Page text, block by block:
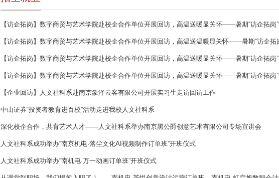
【访企拓岗】数字商贸与艺术学院赴校企合作单位开展回访，高温送暖显关怀——暑期“访企拓岗
【访企拓岗】数字商贸与艺术学院赴校企合作单位开展回访，高温送温暖显关怀——暑期“访企拓
【访企拓岗】数字商贸与艺术学院赴校企合作单位开展回访，高温送暖显关怀——暑期“访企拓岗
【访企拓岗】数字商贸与艺术学院赴校企合作单位开展回访，高温送暖显关怀——暑期“访企拓岗
【企业回访】人文社科系赴南京象泽云客有限公司开展实习生走访回访工作
中山证券“投资者教育进百校”活动走进我校人文社科系
深化校企合作，共育艺术人才——人文社科系举办南京黑公爵创意艺术有限公司专场宣讲会
人文社科系成功举办“南京机电·落尘文化AI视频制作订单班”开班仪式
人文社科系成功举办“南机电·万一动画订单班”开班仪式